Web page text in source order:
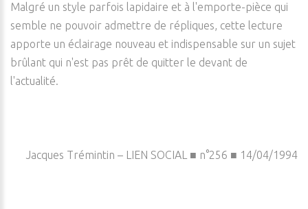
Malgré un style parfois lapidaire et à l'emporte-pièce qui
semble ne pouvoir admettre de répliques, cette lecture
apporte un éclairage nouveau et indispensable sur un sujet
brûlant qui n'est pas prêt de quitter le devant de
l'actualité.
Jacques Trémintin – LIEN SOCIAL ■ n°256 ■ 14/04/1994